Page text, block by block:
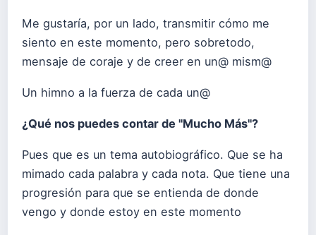
Me gustaría, por un lado, transmitir cómo me
siento en este momento, pero sobretodo,
mensaje de coraje y de creer en un@ mism@
Un himno a la fuerza de cada un@
¿Qué nos puedes contar de "Mucho Más"?
Pues que es un tema autobiográfico. Que se ha
mimado cada palabra y cada nota. Que tiene una
progresión para que se entienda de donde
vengo y donde estoy en este momento